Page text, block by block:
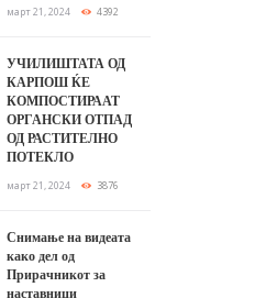
март 21, 2024 4392
УЧИЛИШТАТА ОД
КАРПОШ ЌЕ
КОМПОСТИРААТ
ОРГАНСКИ ОТПАД
ОД РАСТИТЕЛНО
ПОТЕКЛО
март 21, 2024 3876
Снимање на видеата
како дел од
Прирачникот за
наставници